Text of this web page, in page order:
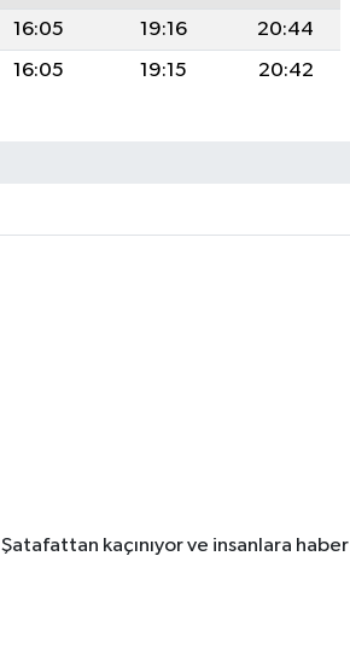
16:05 19:16
20:44
16:05 19:15 20:42
kaçınıyor ve insanlara haber